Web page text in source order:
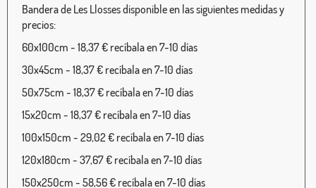
Bandera de Les Llosses disponible en las siguientes medidas y
precios:
60x100cm - 18,37 € recíbala en 7-10 días
30x45cm - 18,37 € recíbala en 7-10 días
50x75cm - 18,37 € recíbala en 7-10 días
15x20cm - 18,37 € recíbala en 7-10 días
100x150cm - 29,02 € recíbala en 7-10 días
120x180cm - 37,67 € recíbala en 7-10 días
150x250cm - 58,56 € recíbala en 7-10 días